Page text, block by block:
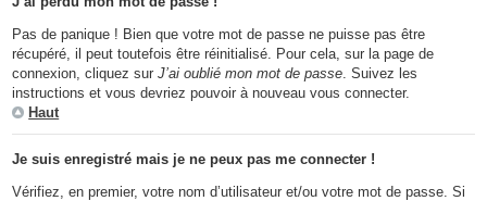
Pas de panique ! Bien que votre mot de passe ne puisse pas être
récupéré, il peut toutefois être réinitialisé. Pour cela, sur la page de
connexion, cliquez surJ’ai oublié mon mot de passe . Suivez les
instructions et vous devriez pouvoir à nouveau vous connecter.
Haut
Je suis enregistré mais je ne peux pas me connecter !
Vérifiez, en premier, votre nom d’utilisateur et/ou votre mot de passe. Si